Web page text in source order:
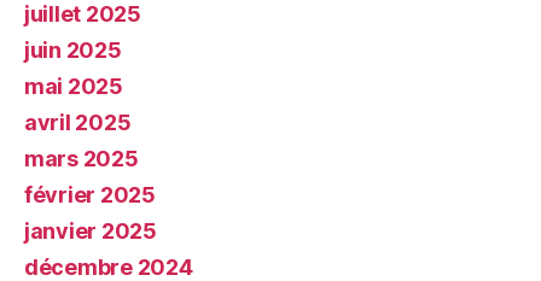
juillet 2025
juin 2025
mai 2025
avril 2025
mars 2025
février 2025
janvier 2025
décembre 2024